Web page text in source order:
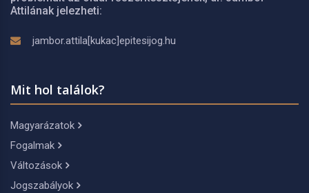
Attilának jelezheti:
jambor.attila[kukac]epitesijog.hu
Mit hol találok?
Magyarázatok
Fogalmak
Változások
Jogszabályok